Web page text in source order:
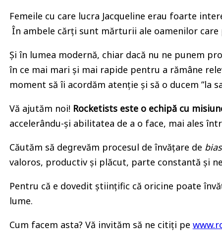
Femeile cu care lucra Jacqueline erau foarte
În ambele cărți sunt mărturii ale oamenilor
Și în lumea modernă, chiar dacă nu ne punem
în ce mai mari și mai rapide pentru a rămâne
moment să îi acordăm atenție și să o ducem ”la
Vă ajutăm noi! Rocketists este o echipă cu
accelerându-și abilitatea de a o face, mai ales
Căutăm să degrevăm procesul de învățare de bias
valoros, productiv și plăcut, parte constantă și
Pentru că e dovedit științific că oricine poate
lume.
Cum facem asta? Vă invităm să ne citiți pe